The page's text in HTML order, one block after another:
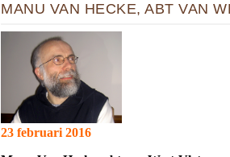
MANU VAN HECKE, ABT VAN
23 februari 2016